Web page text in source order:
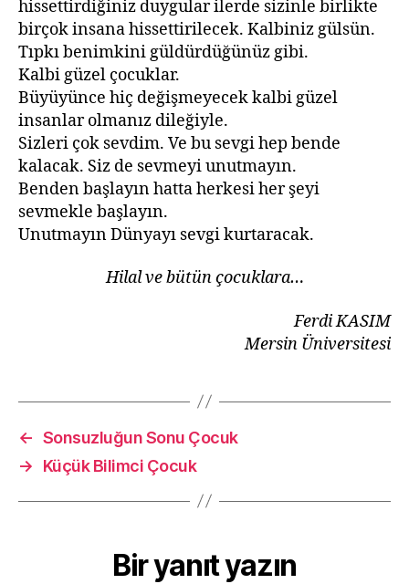
hissettirdiğiniz duygular ilerde sizinle birlikte
birçok insana hissettirilecek. Kalbiniz gülsün.
Tıpkı benimkini güldürdüğünüz gibi.
Kalbi güzel çocuklar.
Büyüyünce hiç değişmeyecek kalbi güzel
insanlar olmanız dileğiyle.
Sizleri çok sevdim. Ve bu sevgi hep bende
kalacak. Siz de sevmeyi unutmayın.
Benden başlayın hatta herkesi her şeyi
sevmekle başlayın.
Unutmayın Dünyayı sevgi kurtaracak.
Hilal ve bütün çocuklara…
Ferdi KASIM
Mersin Üniversitesi
← Sonsuzluğun Sonu Çocuk
→
Küçük Bilimci Çocuk
Bir yanıt yazın